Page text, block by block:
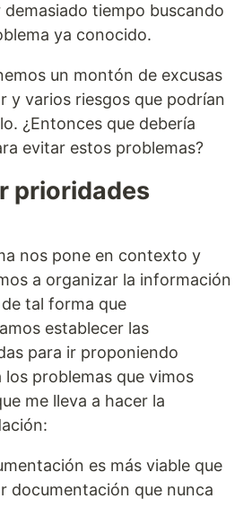
demasiado tiempo buscando
ya conocido.
un montón de excusas
y varios riesgos que podrían
¿Entonces que debería
evitar estos problemas?
prioridades
nos pone en contexto y
a organizar la información
tal forma que
establecer las
para ir proponiendo
los problemas que vimos
me lleva a hacer la
es más viable que
documentación que nunca